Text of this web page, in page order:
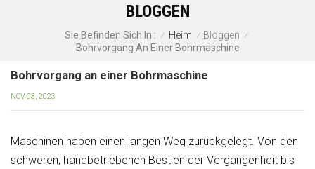
BLOGGEN
Sie Befinden Sich In : / Heim / Bloggen /
Bohrvorgang An Einer Bohrmaschine
Bohrvorgang an einer Bohrmaschine
NOV 03, 2023
Maschinen haben einen langen Weg zurückgelegt. Von den
schweren, handbetriebenen Bestien der Vergangenheit bis